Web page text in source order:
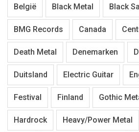
België Black Metal Black
BMG Records Canada
Death Metal Denemarken
Duitsland Electric Guitar
Festival Finland Gothic
Hardrock Heavy/Power Metal